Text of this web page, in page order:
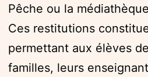
Pêche ou la
Ces restitutions
permettant aux élèves
familles, leurs